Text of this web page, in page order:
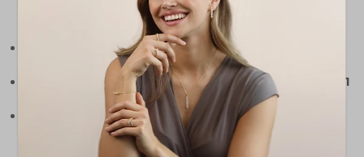
INFORMATIONEN ZUM VERSAND
Bestellungen bis 13:00 Uhr, werden werden in der
Regel noch am selben Werktag bearbeitet.
Innerhalb Deutschlandsist mit einerLieferzeit von 1
bis 3 Werktagen zu rechnen.
Für Lieferungen innerhalb Europas
geschätzte Zustellzeit
3 bis 5 Werktage